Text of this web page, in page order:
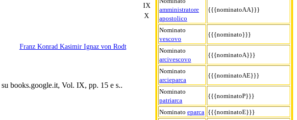
amministratore
apostolico
{{{nominatoAA}}}
Nominato
vescovo
{{{nominato}}}
Nominato
arcivescovo
{{{nominatoA}}}
Nominato
arcieparca
{{{nominatoAE}}}
Nominato
patriarca
{{{nominatoP}}}
Nominato eparca {{{nominatoE}}}
IX
X
Franz Konrad Kasimir Ignaz von Rodt
su books.google.it, Vol. IX, pp. 15 e s..